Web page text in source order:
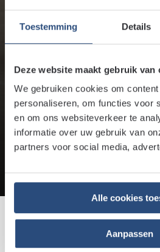
Toestemming Details
Deze website maakt gebruik van
We gebruiken cookies om
personaliseren, om functies voor
en om ons websiteverkeer te
informatie over uw gebruik van
partners voor social media,
Alle cookies
Aanpassen
Dit zijn de
van een
met
31 januari 2024 5
Door:
Heeft u weinig
behoefte aan extra